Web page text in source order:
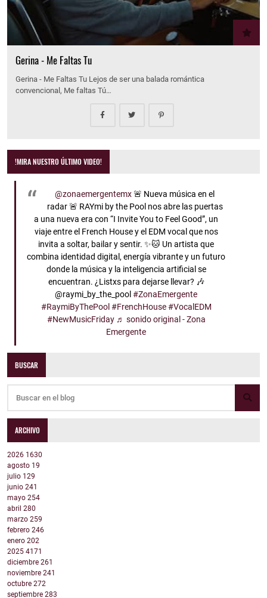
Gerina - Me Faltas Tu
Gerina - Me Faltas Tu Lejos de ser una balada romántica
convencional, Me faltas Tú…
!MIRA NUESTRO ÚLTIMO VIDEO!
@zonaemergentemx🚨 Nueva música en el
radar 🚨 RAYmi by the Pool nos abre las puertas
a una nueva era con “I Invite You to Feel Good”, un
viaje entre el French House y el EDM vocal que nos
invita a soltar, bailar y sentir. ✨🐱 Un artista que
combina identidad digital, energía vibrante y un futuro
donde la música y la inteligencia artificial se
encuentran. ¿Listxs para dejarse llevar? 🎶
@raymi_by_the_pool#ZonaEmergente
#RaymiByThePool #FrenchHouse #VocalEDM
#NewMusicFriday ♬ sonido original - Zona
Emergente
BUSCAR
ARCHIVO
2026 1630
agosto 19
julio 129
junio 241
mayo 254
abril 280
marzo 259
febrero 246
enero 202
2025 4171
diciembre 261
noviembre 241
octubre 272
septiembre 283